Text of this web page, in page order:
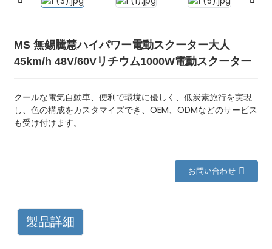
MS 無錫騰慧ハイパワー電動スクーター大人
45km/h 48V/60Vリチウム1000W電動スクーター
クールな電気自動車、便利で環境に優しく、低炭素旅行を実現
し、色の構成をカスタマイズでき、OEM、ODMなどのサービス
も受け付けます。
お問い合わせ
製品詳細